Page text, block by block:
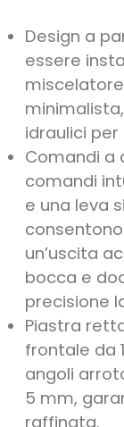
Design a
essere
idraulici
Comandi a
comandi
e una leva
un’uscita
bocca e
precisione
Piastra
frontale da
angoli
5 mm,
raffinata.